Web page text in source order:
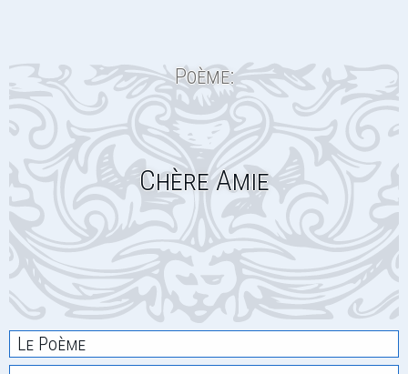
Poème:
Chère Amie
Le Poème